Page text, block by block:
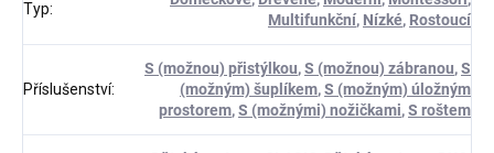
Typ:
Multifunkční, Nízké, Rostoucí
Příslušenství:
S (možnou) přistýlkou,S (možnou) zábranou,S
(možným) šuplíkem,S (možným) úložným
prostorem,S (možnými) nožičkami,S roštem